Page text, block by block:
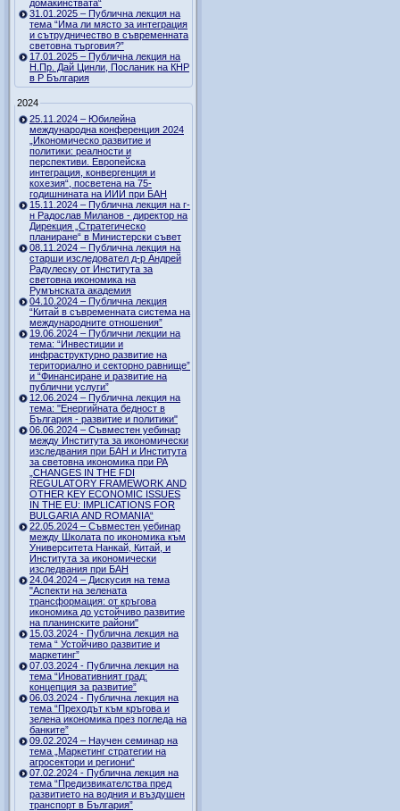
домакинствата“
31.01.2025 – Публична лекция на
тема “Има ли място за интеграция
и сътрудничество в съвременната
световна търговия?”
17.01.2025 – Публична лекция на
Н.Пр. Дай Цинли, Посланик на КНР
в Р България
2024
25.11.2024 – Юбилейна
международна конференция 2024
„Икономическо развитие и
политики: реалности и
перспективи. Европейска
интеграция, конвергенция и
кохезия“, посветена на 75-
годишнината на ИИИ при БАН
15.11.2024 – Публична лекция на г-
н Радослав Миланов - директор на
Дирекция „Стратегическо
планиране“ в Министерски съвет
08.11.2024 – Публична лекция на
старши изследовател д-р Андрей
Радулеску от Института за
световна икономика на
Румънската академия
04.10.2024 – Публична лекция
“Китай в съвременната система на
международните отношения”
19.06.2024 – Публични лекции на
тема: “Инвестиции и
инфраструктурно развитие на
териториално и секторно равнище”
и “Финансиране и развитие на
публични услуги”
12.06.2024 – Публична лекция на
тема: "Енергийната бедност в
България - развитие и политики"
06.06.2024 – Съвместен уебинар
между Института за икономически
изследвания при БАН и Института
за световна икономика при РА
„CHANGES IN THE FDI
REGULATORY FRAMEWORK AND
OTHER KEY ECONOMIC ISSUES
IN THE EU: IMPLICATIONS FOR
BULGARIA AND ROMANIA“
22.05.2024 – Съвместен уебинар
между Школата по икономика към
Университета Нанкай, Китай, и
Института за икономически
изследвания при БАН
24.04.2024 – Дискусия на тема
"Аспекти на зелената
трансформация: от кръгова
икономика до устойчиво развитие
на планинските райони"
15.03.2024 - Публична лекция на
тема “ Устойчиво развитие и
маркетинг”
07.03.2024 - Публична лекция на
тема “Иновативният град:
концепция за развитие”
06.03.2024 - Публична лекция на
тема “Преходът към кръгова и
зелена икономика през погледа на
банките”
09.02.2024 – Научен семинар на
тема „Маркетинг стратегии на
агросектори и региони“
07.02.2024 - Публична лекция на
тема “Предизвикателства пред
развитието на водния и въздушен
транспорт в България”